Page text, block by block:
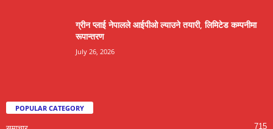
ग्रीन प्लाई नेपालले आईपीओ ल्याउने तयारी, लिमिटेड कम्पनीमा
रूपान्तरण
July 26, 2026
POPULAR CATEGORY
715